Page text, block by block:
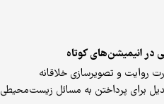
راهی برای ارتباط عاطفی و احساسی
می‌کند. این ژانر از یک سبک
ساده، به حرکتی فرهنگی برای افزایش
شده است.
در انیمیشن‌های کوتاه
روایت و تصویرسازی خلاقانه
برای پرداختن به مسائل زیست‌محیطی